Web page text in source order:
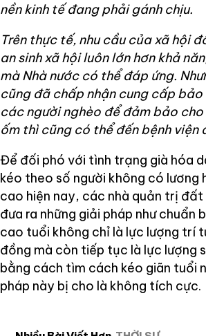
nền kinh tế đang phải gánh chịu.
Trên thực tế, nhu cầu của xã hội
an sinh xã hội luôn lớn hơn khả
mà Nhà nước có thể đáp ứng.
cũng đã chấp nhận cung cấp bảo
các người nghèo để đảm bảo cho
ốm thì cũng có thể đến bệnh viện
Để đối phó với tình trạng già hóa
kéo theo số người không có lương
cao hiện nay, các nhà quản trị
đưa ra những giải pháp như chuẩn
cao tuổi không chỉ là lực lượng trí
đồng mà còn tiếp tục là lực lượng
bằng cách tìm cách kéo giãn tuổi
pháp này bị cho là không tích cực.